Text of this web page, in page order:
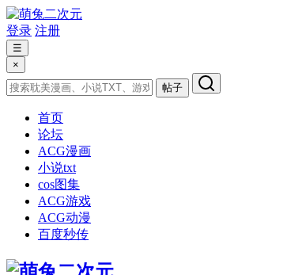
登录 注册
☰
×
帖子
首页
论坛
ACG漫画
小说txt
cos图集
ACG游戏
ACG动漫
百度秒传